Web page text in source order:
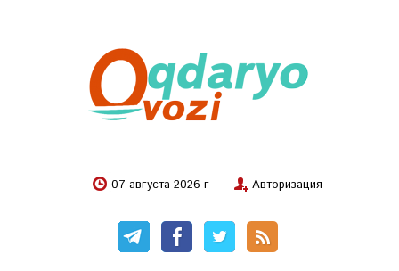
07 августа 2026 г Авторизация